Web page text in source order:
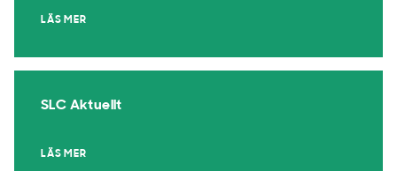
LÄS MER
SLC Aktuellt
LÄS MER